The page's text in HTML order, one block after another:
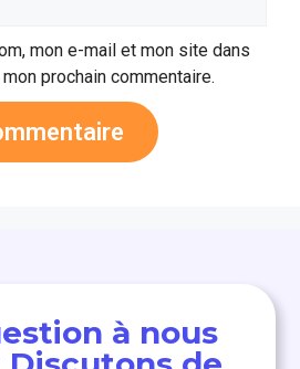
mon e-mail et mon site dans
prochain commentaire.
à nous